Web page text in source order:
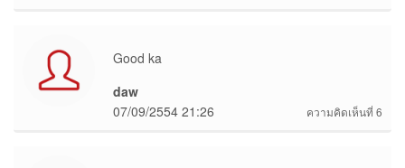
Good ka
daw
ความคิดเห็นที่ 6
07/09/2554 21:26